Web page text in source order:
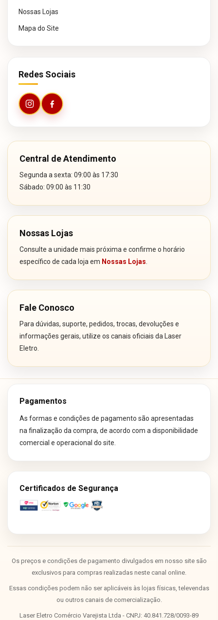
Nossas Lojas
Mapa do Site
Redes Sociais
Central de Atendimento
Segunda a sexta: 09:00 às 17:30
Sábado: 09:00 às 11:30
Nossas Lojas
Consulte a unidade mais próxima e confirme o horário
específico de cada loja em Nossas Lojas
Fale Conosco
Para dúvidas, suporte, pedidos, trocas, devoluções e
informações gerais, utilize os canais oficiais da Laser
Eletro.
Pagamentos
As formas e condições de pagamento são apresentadas
na finalização da compra, de acordo com a disponibilidade
comercial e operacional do site.
Certificados de Segurança
Os preços e condições de pagamento divulgados em nosso site são
exclusivos para compras realizadas neste canal online.
Essas condições podem não ser aplicáveis às lojas físicas, televendas
ou outros canais de comercialização.
Laser Eletro Comércio Varejista Ltda - CNPJ: 40.841.728/0093-89